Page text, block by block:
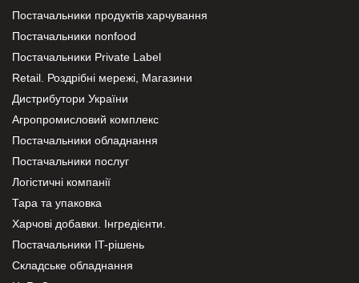
Постачальники продуктів харчування
Постачальники nonfood
Постачальники Private Label
Retail. Роздрібні мережі, Магазини
Дистрибутори України
Агропромисловий комплекс
Постачальники обладнання
Постачальники послуг
Логістичні компанії
Тара та упаковка
Харчові добавки. Інгредієнти.
Постачальники IT-рішень
Складське обладнання